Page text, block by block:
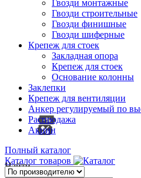
Гвозди монтажные
Гвозди строительные
Гвозди финишные
Гвозди шиферные
Крепеж для стоек
Закладная опора
Крепеж для стоек
Основание колонны
Заклепки
Крепеж для вентиляции
Анкер регулируемый по
Распродажа
Акции
Полный каталог
Каталог товаров
Найти